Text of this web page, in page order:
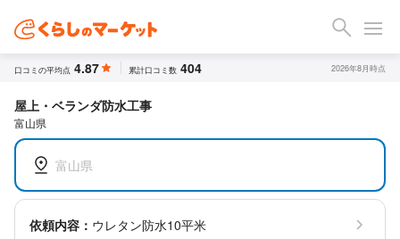
口コミの平均点 4.87 累計口コミ数 404 2026年8月時点
屋上・ベランダ防水工事
富山県
富山県
依頼内容： ウレタン防水10平米